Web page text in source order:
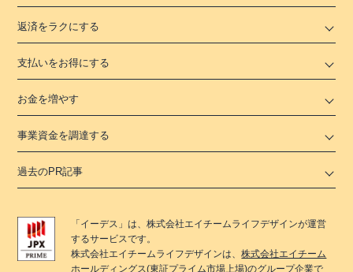
返済をラクにする
支払いをお得にする
お金を増やす
事業資金を調達する
過去のPR記事
「 イーデス 」は、株式会社エイチームライフデザインが運営
するサービスです。
株式会社エイチームライフデザインは、株式会社エイチーム
ホールディングス(東証プライム市場上場)のグループ企業で